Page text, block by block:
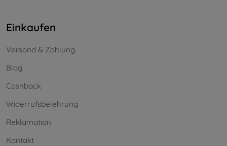
Einkaufen
Versand & Zahlung
Blog
Cashback
Widerrufsbelehrung
Reklamation
Kontakt